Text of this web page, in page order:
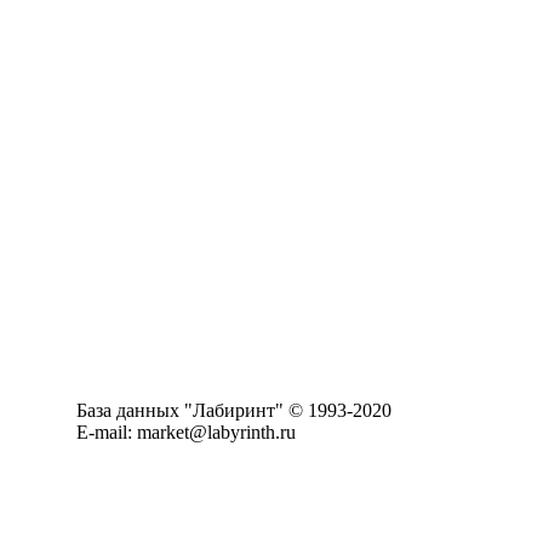
База данных "Лабиринт" © 1993-2020
E-mail: market@labyrinth.ru